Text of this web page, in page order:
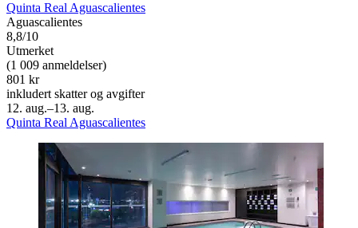
Quinta Real Aguascalientes
Aguascalientes
8,8/10
Utmerket
(1 009 anmeldelser)
801 kr
inkludert skatter og avgifter
12. aug.–13. aug.
Quinta Real Aguascalientes